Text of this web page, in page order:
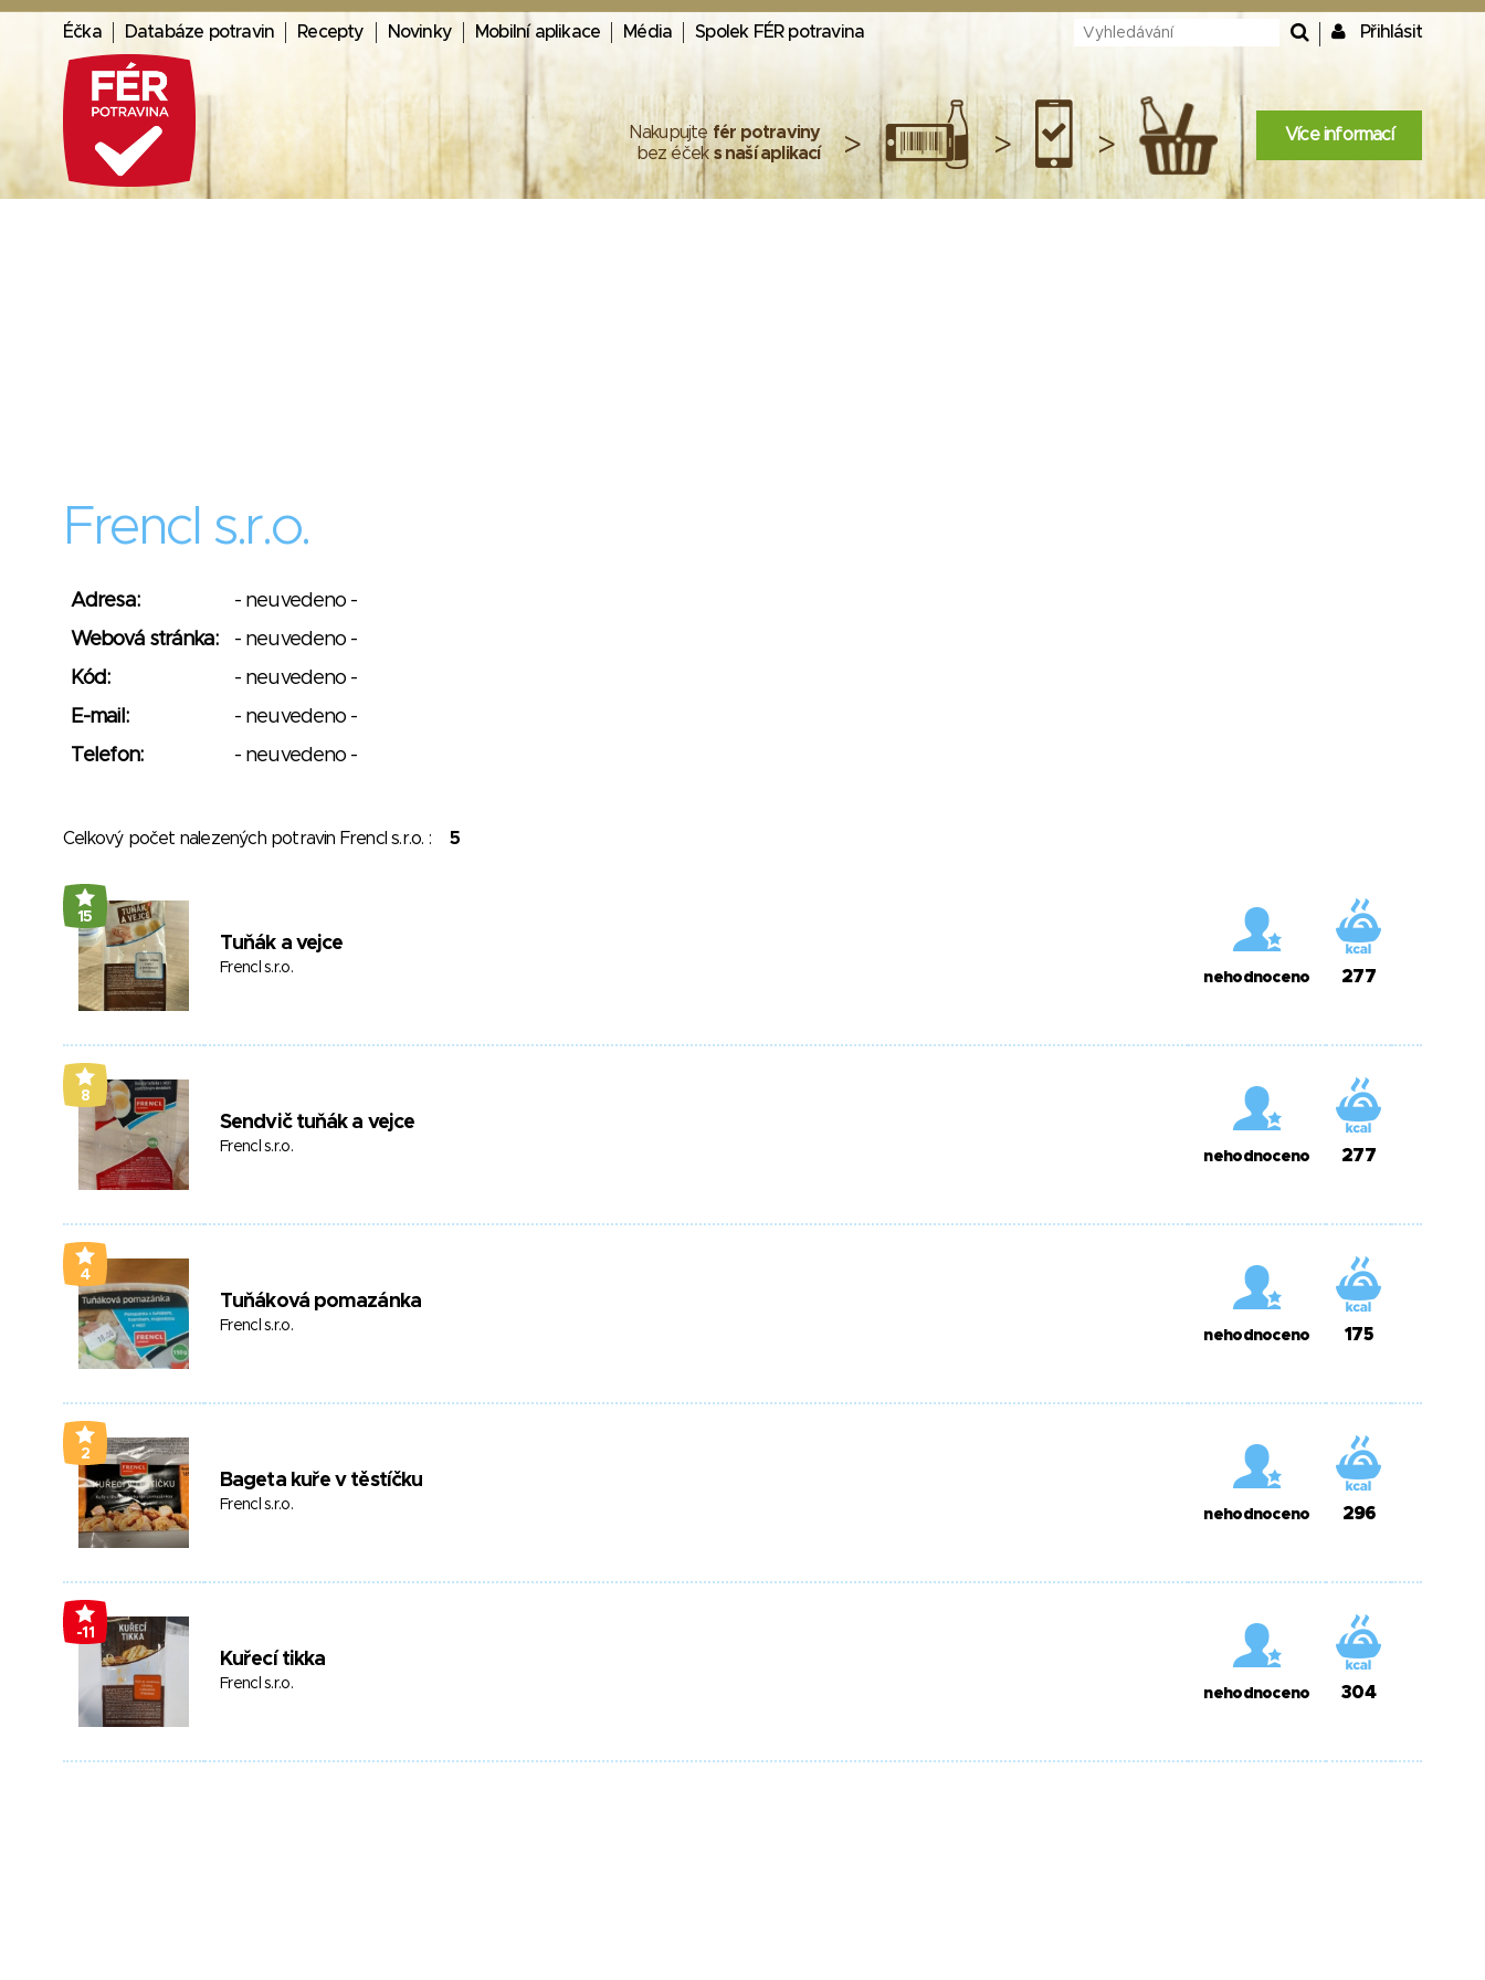
Éčka Databáze potravin Recepty Novinky Mobilní aplikace Média Spolek FÉR potravina Přihlásit
Nakupujte fér potraviny
bez éček s naší aplikací > > > Více informací
Frencl s.r.o.
Adresa:
- neuvedeno -
Webová stránka:
- neuvedeno -
Kód:
- neuvedeno -
E-mail:
- neuvedeno -
Telefon:
- neuvedeno -
Celkový počet nalezených potravin Frencl s.r.o. : 5
15
Tuňák a vejce
Frencl s.r.o.
nehodnoceno 277
8
Sendvič tuňák a vejce
Frencl s.r.o.
nehodnoceno 277
4
Tuňáková pomazánka
Frencl s.r.o.
nehodnoceno 175
2
Bageta kuře v těstíčku
Frencl s.r.o.
nehodnoceno 296
-11
Kuřecí tikka
Frencl s.r.o.
nehodnoceno 304